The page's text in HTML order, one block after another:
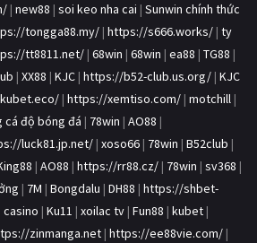
| new88 | soi keo nha cai | Sunwin chính thức
tongga88.my/ | https://s666.works/ | ty
tt8811.net/ | 68win | 68win | ea88 | TG88 |
| XX88 | KJC | https://b52-club.us.org/ | KJC
| https://xemtiso.com/ | motchill |
cá độ bóng đá | 78win | AO88 |
luck81.jp.net/ | xoso66 | 78win | B52club |
| AO88 | https://rr88.cz/ | 78win | sv368 |
| 7M | Bongdalu | DH88 | https://shbet-
casino | Ku11 | xoilac tv | Fun88 | kubet |
zinmanga.net | https://ee88vie.com/ |